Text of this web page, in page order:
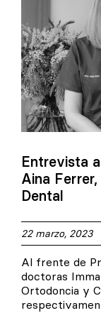
Entrevista
Aina
Dental
22 marzo, 2023
Al frente de
doctoras
Ortodoncia y